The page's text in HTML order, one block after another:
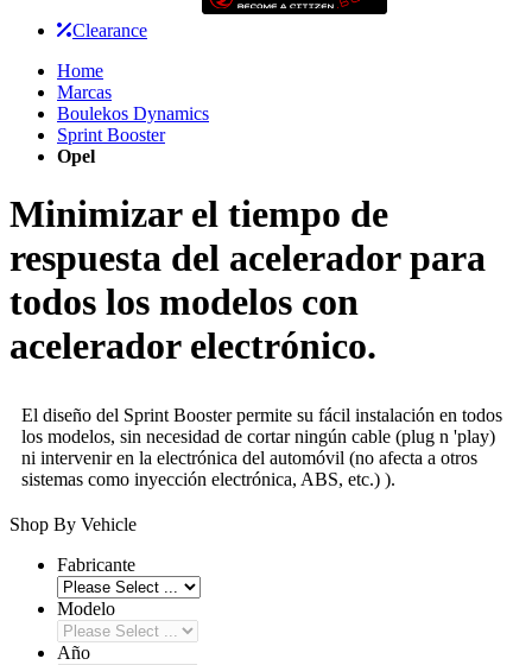
Clearance
Home
Marcas
Boulekos Dynamics
Sprint Booster
Opel
Minimizar el tiempo de
respuesta del acelerador para
todos los modelos con
acelerador electrónico.
El diseño del Sprint Booster permite su fácil instalación en todos
los modelos, sin necesidad de cortar ningún cable (plug n 'play)
ni intervenir en la electrónica del automóvil (no afecta a otros
sistemas como inyección electrónica, ABS, etc.) ).
Shop By Vehicle
Fabricante
Modelo
Año